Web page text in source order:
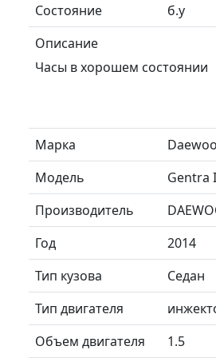
Состояние
б.у
Описание
Часы в хорошем состоянии
Марка
Daewoo
Модель
Gentra
Производитель
Год
2014
Тип кузова
Седан
Тип двигателя
Объем двигателя
1.5